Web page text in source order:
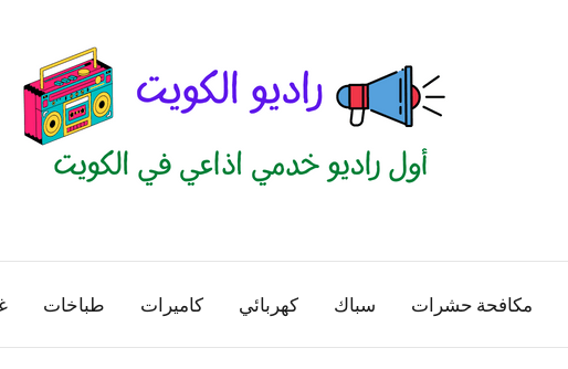
الكويت
منصة
اذاعية
مكافحة حشرات سباك كهربائي كاميرات طباخات